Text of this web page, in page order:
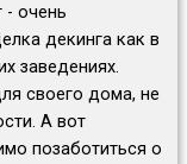
- очень
декинга как в
заведениях.
своего дома, не
А вот
позаботиться о